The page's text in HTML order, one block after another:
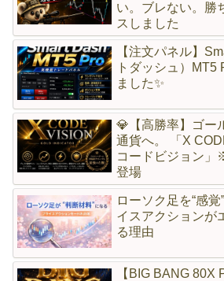
い。ブレない。勝
スしました
【注文パネル】
トダッシュ）MT5
ました✨
💎【高勝率】ゴー
通貨へ。 「X
コードビジョン
登場
ローソク足を“感
イスアクションが
る理由
【BIG BANG 80X